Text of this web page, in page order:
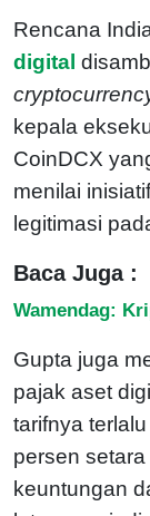
Rencana
digital
kepala
CoinDCX
menilai
legitimasi
Baca Juga :
Wamendag:
Gupta juga
pajak aset
tarifnya
persen
keuntungan